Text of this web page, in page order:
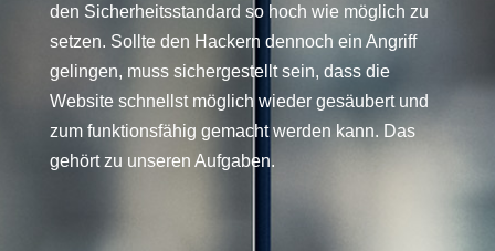
den Sicherheitsstandard so hoch wie möglich zu
setzen. Sollte den Hackern dennoch ein Angriff
gelingen, muss sichergestellt sein, dass die
Website schnellst möglich wieder gesäubert und
zum funktionsfähig gemacht werden kann. Das
gehört zu unseren Aufgaben.